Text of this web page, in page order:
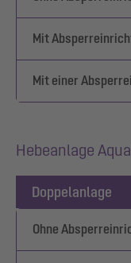
Mit
Mit einer
Hebeanlage
Doppelanlage
Ohne